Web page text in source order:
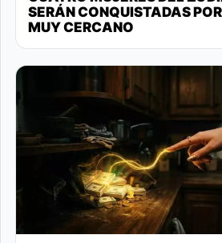
SERÁN CONQUISTADAS
MUY CERCANO